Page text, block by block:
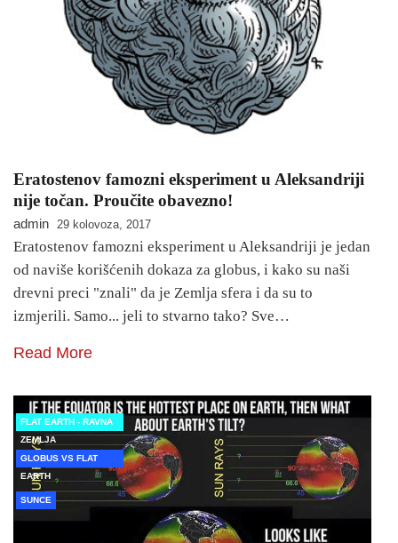
Eratostenov famozni eksperiment u Aleksandriji
nije točan. Proučite obavezno!
admin 29 kolovoza, 2017
Eratostenov famozni eksperiment u Aleksandriji je jedan
od naviše korišćenih dokaza za globus, i kako su naši
drevni preci "znali" da je Zemlja sfera i da su to
izmjerili. Samo... jeli to stvarno tako? Sve…
Read More
FLAT EARTH - RAVNA
ZEMLJA
GLOBUS VS FLAT
EARTH
SUNCE